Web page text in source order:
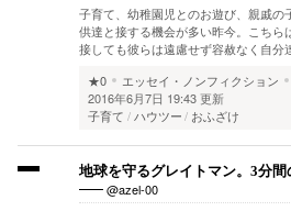
子育て、幼稚園児とのお遊び、親戚
供達と接する機会が多い昨今。こち
接しても彼らは遠慮せず容赦なく自
★0
エッセイ・ノンフィクション
2016年6月7日 19:43 更新
子育て
ハウツー おふざけ
地球を守るグレイトマン。3分
@azel-00